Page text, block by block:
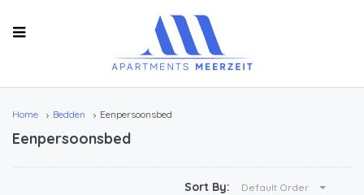
Home Bedden Eenpersoonsbed
Eenpersoonsbed
Sort By: Default Order